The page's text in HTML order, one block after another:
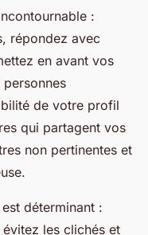
:
répondez avec
en avant vos
de votre profil
qui partagent vos
non pertinentes et
déterminant :
les clichés et